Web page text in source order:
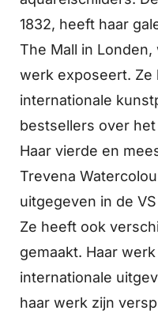
1832, heeft haar
The Mall in Londen,
werk exposeert. Ze
internationale
bestsellers over
Haar vierde en
Trevena
uitgegeven in de
Ze heeft ook
gemaakt. Haar
internationale
haar werk zijn